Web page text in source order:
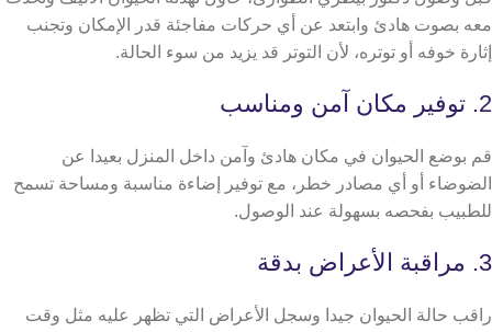
معه بصوت هادئ وابتعد عن أي حركات مفاجئة قدر الإمكان وتجنب
إثارة خوفه أو توتره، لأن التوتر قد يزيد من سوء الحالة.
2. توفير مكان آمن ومناسب
قم بوضع الحيوان في مكان هادئ وآمن داخل المنزل بعيدا عن
الضوضاء أو أي مصادر خطر، مع توفير إضاءة مناسبة ومساحة تسمح
للطبيب بفحصه بسهولة عند الوصول.
3. مراقبة الأعراض بدقة
راقب حالة الحيوان جيدا وسجل الأعراض التي تظهر عليه مثل وقت